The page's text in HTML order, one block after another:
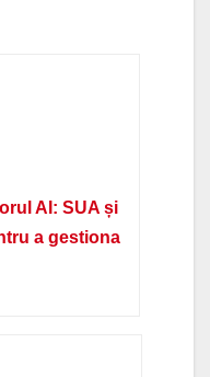
AI: SUA și
a gestiona